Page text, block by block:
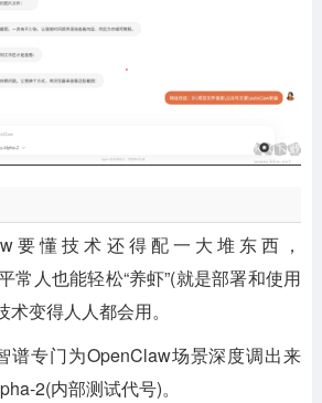
要懂技术还得配一大堆东西，
常人也能轻松“养虾”(就是部署和使用
变得人人都会用。
谱专门为OpenClaw场景深度调出来
2(内部测试代号)。